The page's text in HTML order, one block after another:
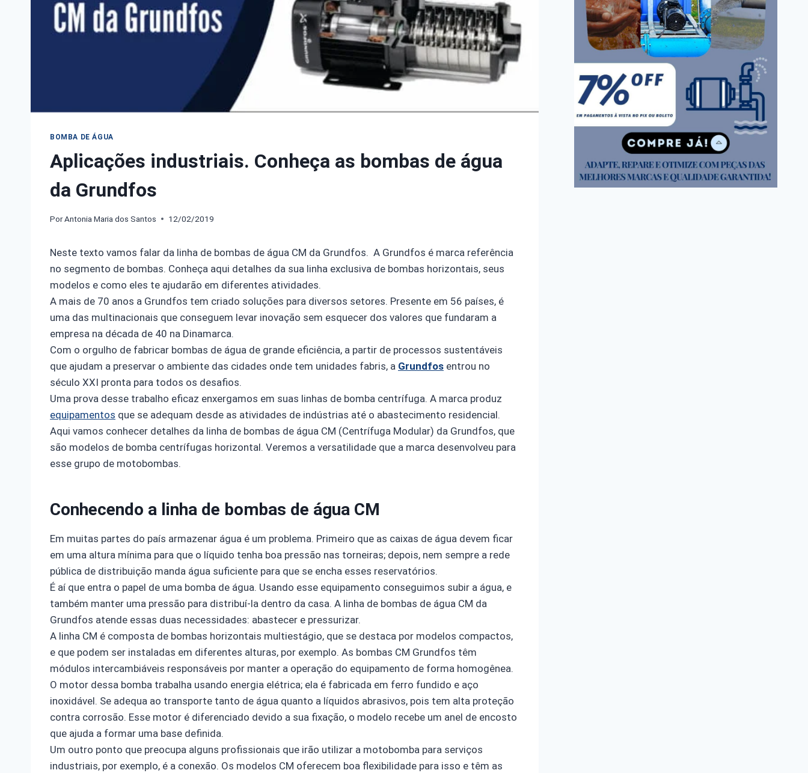
BOMBA DE ÁGUA
Aplicações industriais. Conheça as bombas de água
da Grundfos
PorAntonia Maria dos Santos 12/02/2019
Neste texto vamos falar da linha de bombas de água CM da Grundfos. A Grundfos é marca referência
no segmento de bombas. Conheça aqui detalhes da sua linha exclusiva de bombas horizontais, seus
modelos e como eles te ajudarão em diferentes atividades.
A mais de 70 anos a Grundfos tem criado soluções para diversos setores. Presente em 56 países, é
uma das multinacionais que conseguem levar inovação sem esquecer dos valores que fundaram a
empresa na década de 40 na Dinamarca.
Com o orgulho de fabricar bombas de água de grande eficiência, a partir de processos sustentáveis
que ajudam a preservar o ambiente das cidades onde tem unidades fabris, a Grundfos entrou no
século XXI pronta para todos os desafios.
Uma prova desse trabalho eficaz enxergamos em suas linhas de bomba centrífuga. A marca produz
equipamentos que se adequam desde as atividades de indústrias até o abastecimento residencial.
Aqui vamos conhecer detalhes da linha de bombas de água CM (Centrífuga Modular) da Grundfos, que
são modelos de bomba centrífugas horizontal. Veremos a versatilidade que a marca desenvolveu para
esse grupo de motobombas.
Conhecendo a linha de bombas de água CM
Em muitas partes do país armazenar água é um problema. Primeiro que as caixas de água devem ficar
em uma altura mínima para que o líquido tenha boa pressão nas torneiras; depois, nem sempre a rede
pública de distribuição manda água suficiente para que se encha esses reservatórios.
É aí que entra o papel de uma bomba de água. Usando esse equipamento conseguimos subir a água, e
também manter uma pressão para distribuí-la dentro da casa. A linha de bombas de água CM da
Grundfos atende essas duas necessidades: abastecer e pressurizar.
A linha CM é composta de bombas horizontais multiestágio, que se destaca por modelos compactos,
e que podem ser instaladas em diferentes alturas, por exemplo. As bombas CM Grundfos têm
módulos intercambiáveis responsáveis por manter a operação do equipamento de forma homogênea.
O motor dessa bomba trabalha usando energia elétrica; ela é fabricada em ferro fundido e aço
inoxidável. Se adequa ao transporte tanto de água quanto a líquidos abrasivos, pois tem alta proteção
contra corrosão. Esse motor é diferenciado devido a sua fixação, o modelo recebe um anel de encosto
que ajuda a formar uma base definida.
Um outro ponto que preocupa alguns profissionais que irão utilizar a motobomba para serviços
industriais, por exemplo, é a conexão. Os modelos CM oferecem boa flexibilidade para isso e têm as